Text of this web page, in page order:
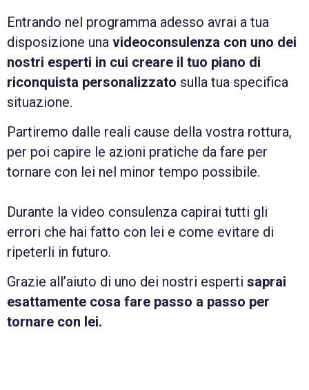
Entrando nel programma adesso avrai a tua
disposizione una videoconsulenza con uno dei
nostri esperti in cui creare il tuo piano di
riconquista personalizzato sulla tua specifica
situazione.
Partiremo dalle reali cause della vostra rottura,
per poi capire le azioni pratiche da fare per
tornare con lei nel minor tempo possibile.
Durante la video consulenza capirai tutti gli
errori che hai fatto con lei e come evitare di
ripeterli in futuro.
Grazie all’aiuto di uno dei nostri esperti saprai
esattamente cosa fare passo a passo per
tornare con lei.